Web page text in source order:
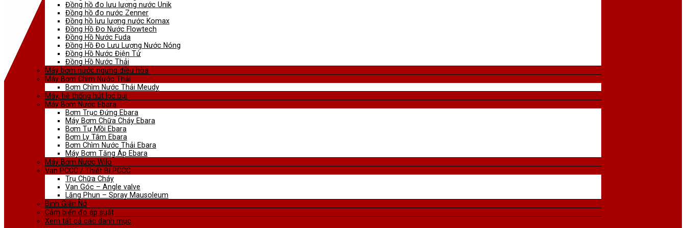
Đồng hồ đo lưu lượng nước Unik
Đồng hồ đo nước Zenner
Đồng hồ lưu lượng nước Komax
Đồng Hồ Đo Nước Flowtech
Đồng Hồ Nước Fuda
Đồng Hồ Đo Lưu Lượng Nước Nóng
Đồng Hồ Nước Điện Tử
Đồng Hồ Nước Thải
Máy bơm nước ngưng điều hòa
Máy Bơm Chìm Nước Thải
Bơm Chìm Nước Thải Meudy
Máy, hệ thống hút lọc bụi
Máy Bơm Nước Ebara
Bơm Trục Đứng Ebara
Máy Bơm Chữa Cháy Ebara
Bơm Tự Mồi Ebara
Bơm Ly Tâm Ebara
Bơm Chìm Nước Thải Ebara
Máy Bơm Tăng Áp Ebara
Máy Bơm Nước Wilo
Van PCCC / Thiết Bị PCCC
Trụ Chữa Cháy
Van Góc – Angle valve
Lăng Phun – Spray Mausoleum
Bình Giãn Nở
Cảm biến đo áp suất
Xem tất cả các danh mục